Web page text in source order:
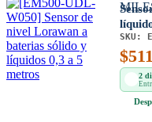
SKU:
$
2